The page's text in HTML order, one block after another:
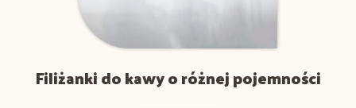
Filiżanki do kawy o różnej pojemności